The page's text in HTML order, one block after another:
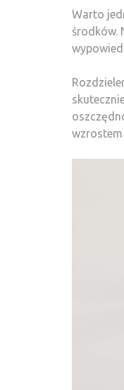
Warto
środków.